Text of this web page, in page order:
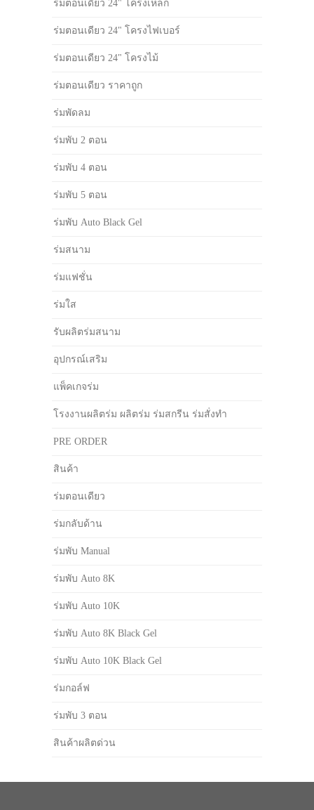
ร่มตอนเดียว 24" โครงเหล็ก
ร่มตอนเดียว 24" โครงไฟเบอร์
ร่มตอนเดียว 24" โครงไม้
ร่มตอนเดียว ราคาถูก
ร่มพัดลม
ร่มพับ 2 ตอน
ร่มพับ 4 ตอน
ร่มพับ 5 ตอน
ร่มพับ Auto Black Gel
ร่มสนาม
ร่มแฟชั่น
ร่มใส
รับผลิตร่มสนาม
อุปกรณ์เสริม
แพ็คเกจร่ม
โรงงานผลิตร่ม ผลิตร่ม ร่มสกรีน ร่มสั่งทำ
PRE ORDER
สินค้า
ร่มตอนเดียว
ร่มกลับด้าน
ร่มพับ Manual
ร่มพับ Auto 8K
ร่มพับ Auto 10K
ร่มพับ Auto 8K Black Gel
ร่มพับ Auto 10K Black Gel
ร่มกอล์ฟ
ร่มพับ 3 ตอน
สินค้าผลิตด่วน